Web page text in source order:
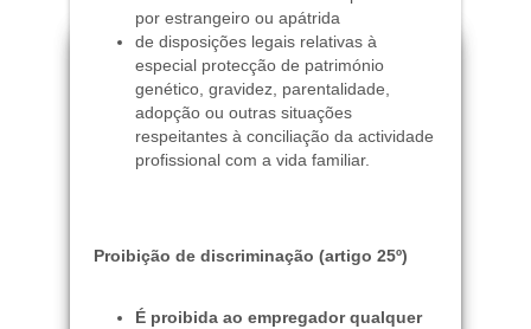
por estrangeiro ou apátrida
de disposições legais relativas à
especial protecção de património
genético, gravidez, parentalidade,
adopção ou outras situações
respeitantes à conciliação da actividade
profissional com a vida familiar.
Proibição de discriminação (artigo 25º)
É proibida ao empregador qualquer